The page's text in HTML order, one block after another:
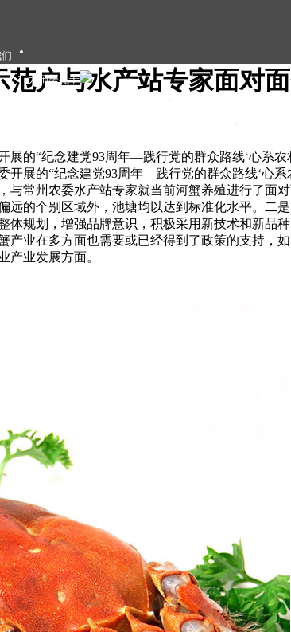
户与水产站专家面对
展的“纪念建党93周年—践行党的群众路线‘心
展的“纪念建党93周年—践行党的群众路线‘心
常州农委水产站专家就当前河蟹养殖进行了面
的个别区域外，池塘均以达到标准化水平。二
规划，增强品牌意识，积极采用新技术和新品
业在多方面也需要或已经得到了政策的支持，
产业发展方面。
大闸蟹礼卡
大闸蟹资